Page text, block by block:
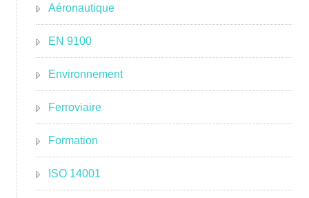
Aéronautique
EN 9100
Environnement
Ferroviaire
Formation
ISO 14001